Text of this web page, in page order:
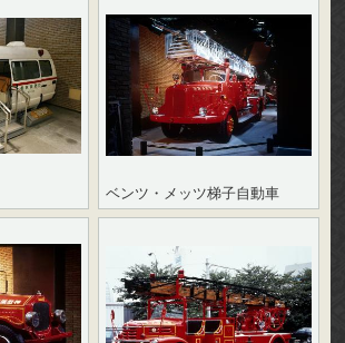
ベンツ・メッツ梯子自動車